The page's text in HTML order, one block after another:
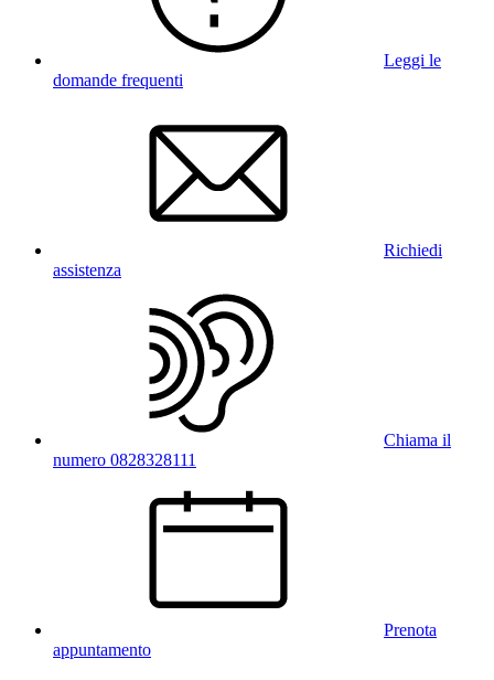
Leggi le
domande frequenti
Richiedi
assistenza
Chiama il
numero 0828328111
Prenota
appuntamento